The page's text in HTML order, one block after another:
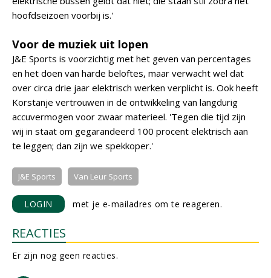
hoofdseizoen voorbij is.'
Voor de muziek uit lopen
J&E Sports is voorzichtig met het geven van percentages
en het doen van harde beloftes, maar verwacht wel dat
over circa drie jaar elektrisch werken verplicht is. Ook heeft
Korstanje vertrouwen in de ontwikkeling van langdurig
accuvermogen voor zwaar materieel. 'Tegen die tijd zijn
wij in staat om gegarandeerd 100 procent elektrisch aan
te leggen; dan zijn we spekkoper.'
J&E Sports Van Leur Sports
LOGIN met je e-mailadres om te reageren.
REACTIES
Er zijn nog geen reacties.